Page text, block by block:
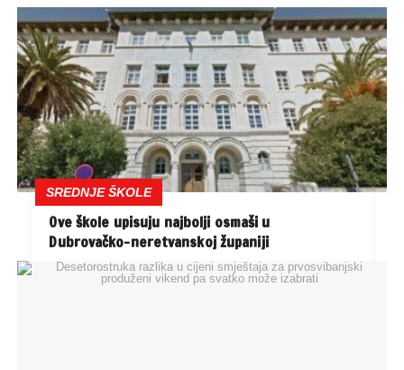
SREDNJE ŠKOLE
Ove škole upisuju najbolji osmaši u
Dubrovačko-neretvanskoj županiji